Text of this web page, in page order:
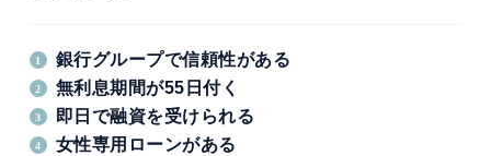
銀行グループで信頼性がある
無利息期間が55日付く
即日で融資を受けられる
女性専用ローンがある